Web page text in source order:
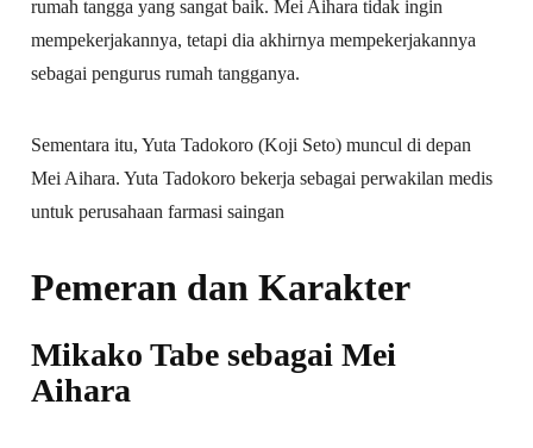
rumah tangga yang sangat baik. Mei Aihara tidak ingin
mempekerjakannya, tetapi dia akhirnya mempekerjakannya
sebagai pengurus rumah tangganya.
Sementara itu, Yuta Tadokoro (Koji Seto) muncul di depan
Mei Aihara. Yuta Tadokoro bekerja sebagai perwakilan medis
untuk perusahaan farmasi saingan
Pemeran dan Karakter
Mikako Tabe sebagai Mei
Aihara